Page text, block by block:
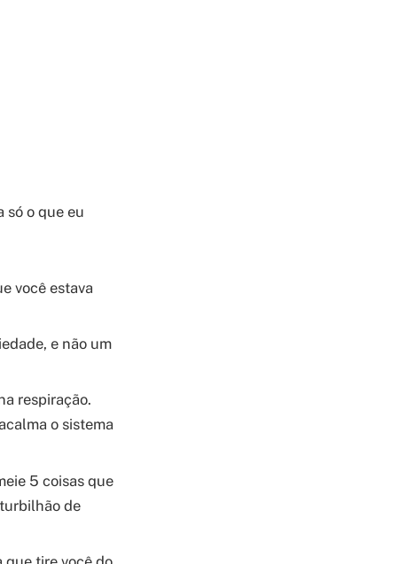
só o que eu
você estava
e não um
respiração.
o sistema
5 coisas que
de